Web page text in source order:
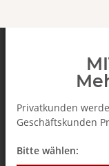
Privatkunden
Geschäftskunden
Bitte wählen: